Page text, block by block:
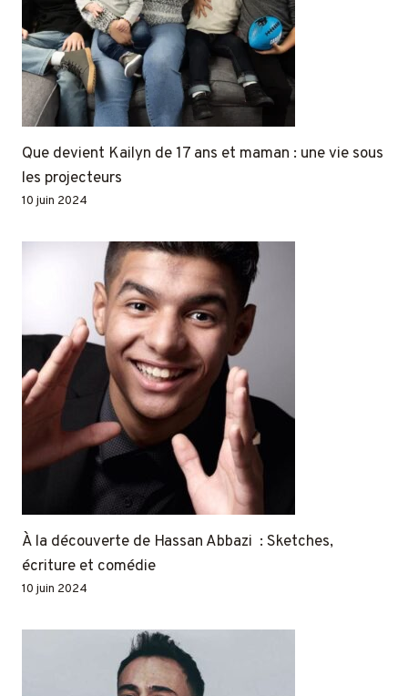
Que devient Kailyn de 17 ans et maman : une vie sous
les projecteurs
10 juin 2024
À la découverte de Hassan Abbazi : Sketches,
écriture et comédie
10 juin 2024